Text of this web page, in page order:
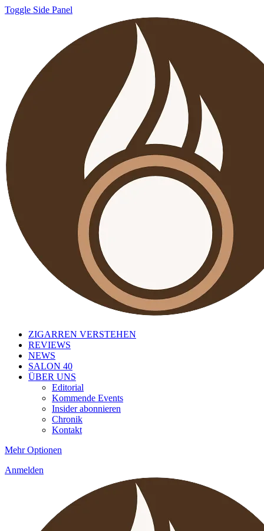
Toggle Side Panel
ZIGARREN VERSTEHEN
REVIEWS
NEWS
SALON 40
ÜBER UNS
Editorial
Kommende Events
Insider abonnieren
Chronik
Kontakt
Mehr Optionen
Anmelden